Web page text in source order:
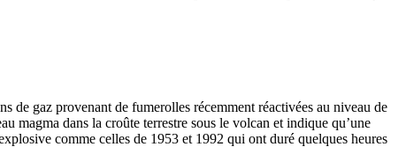
de gaz provenant de fumerolles récemment réactivées au niveau de
magma dans la croûte terrestre sous le volcan et indique qu’une
comme celles de 1953 et 1992 qui ont duré quelques heures